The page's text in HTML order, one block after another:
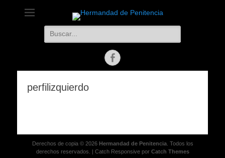
Hermandad de
Capas Pardas, Zamora
Buscar:
Facebook
perfilizquierdo
Derechos de copia © 2026 Hermandad de Penitencia. Todos los
derechos reservados. | Catch Responsive por Catch Themes